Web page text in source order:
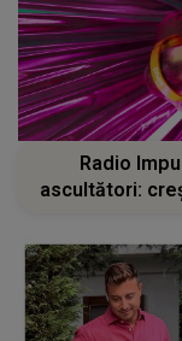
Radio
ascultători: